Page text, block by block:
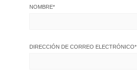
NOMBRE*
DIRECCIÓN DE CORREO ELECTRÓNICO*